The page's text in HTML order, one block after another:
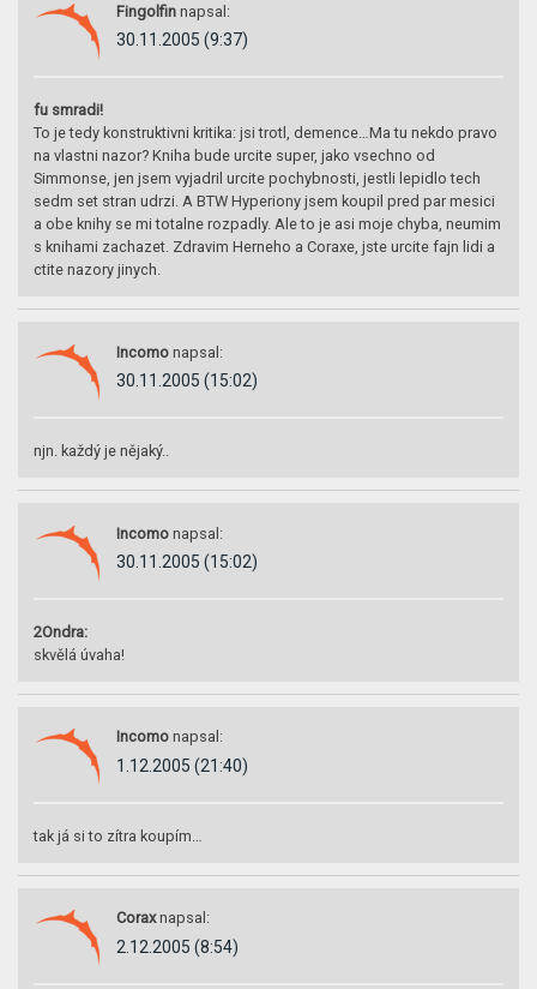
Fingolfin napsal:
30.11.2005 (9:37)
fu smradi!
To je tedy konstruktivni kritika: jsi trotl, demence…Ma tu nekdo pravo
na vlastni nazor? Kniha bude urcite super, jako vsechno od
Simmonse, jen jsem vyjadril urcite pochybnosti, jestli lepidlo tech
sedm set stran udrzi. A BTW Hyperiony jsem koupil pred par mesici
a obe knihy se mi totalne rozpadly. Ale to je asi moje chyba, neumim
s knihami zachazet. Zdravim Herneho a Coraxe, jste urcite fajn lidi a
ctite nazory jinych.
Incomo napsal:
30.11.2005 (15:02)
njn. každý je nějaký..
Incomo napsal:
30.11.2005 (15:02)
2Ondra:
skvělá úvaha!
Incomo napsal:
1.12.2005 (21:40)
tak já si to zítra koupím…
Corax napsal:
2.12.2005 (8:54)